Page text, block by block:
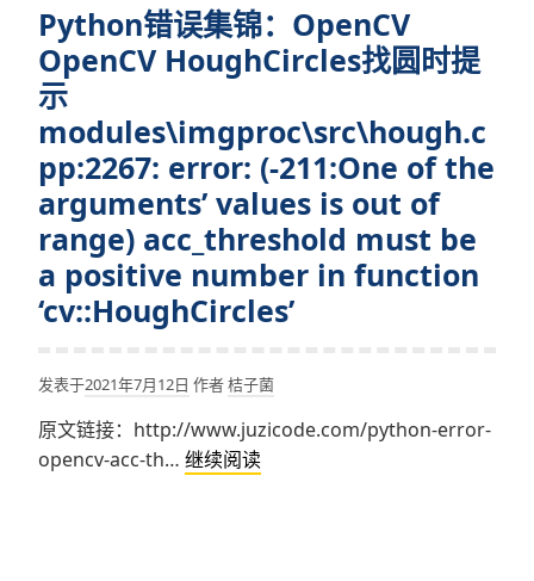
typeOpenCV
HoughCircles
时
提
示
One
the
arguments’
of
Python错误集锦：OpenCV
OpenCV HoughCircles找圆时提
示
modules\imgproc\src\hough.c
pp:2267: error: (-211:One of the
arguments’ values is out of
range) acc_threshold must be
a positive number in function
‘cv::HoughCircles’
发表于2021年7月12日 作者桔子菌
原文链接：http://www.juzicode.com/python-error-
opencv-acc-th… 继续阅读Python